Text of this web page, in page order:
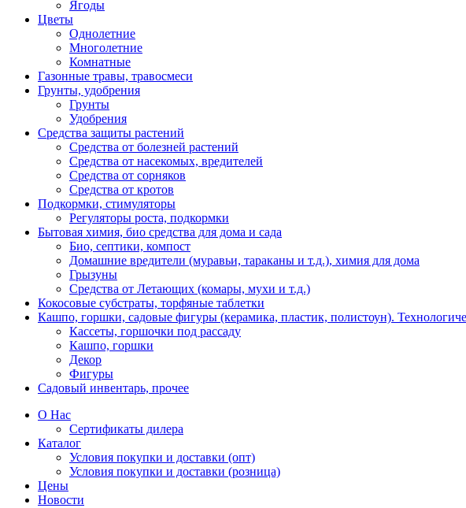
Ягоды
Цветы
Однолетние
Многолетние
Комнатные
Газонные травы, травосмеси
Грунты, удобрения
Грунты
Удобрения
Средства защиты растений
Средства от болезней растений
Средства от насекомых, вредителей
Средства от сорняков
Средства от кротов
Подкормки, стимуляторы
Регуляторы роста, подкормки
Бытовая химия, био средства для дома и сада
Био, септики, компост
Домашние вредители (муравьи, тараканы и т.д.), химия для дома
Грызуны
Средства от Летающих (комары, мухи и т.д.)
Кокосовые субстраты, торфяные таблетки
Кашпо, горшки, садовые фигуры (керамика, пластик, полистоун).
Кассеты, горшочки под рассаду
Кашпо, горшки
Декор
Фигуры
Садовый инвентарь, прочее
О Нас
Сертификаты дилера
Каталог
Условия покупки и доставки (опт)
Условия покупки и доставки (розница)
Цены
Новости